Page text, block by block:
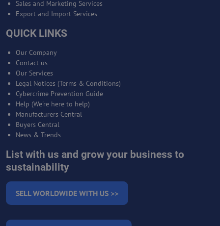
Sales and Marketing Services
Export and Import Services
QUICK LINKS
Our Company
Contact us
Our Services
Legal Notices (Terms & Conditions)
Cybercrime Prevention Guide
Help (We're here to help)
Manufacturers Central
Buyers Central
News & Trends
List with us and grow your business to
sustainability
SELL WORLDWIDE WITH US >>